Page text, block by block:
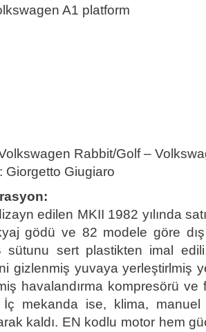
A1 platform
Rabbit/Golf –
Giorgetto Giugiaro
edilen MKII 1982 yılında
gödü ve 82 modele göre
sert plastikten imal
gizlenmiş yuvaya yerleştirlmiş
havalandırma kompresörü ve
İç mekanda ise, klima, manuel
kaldı. EN kodlu motor hem